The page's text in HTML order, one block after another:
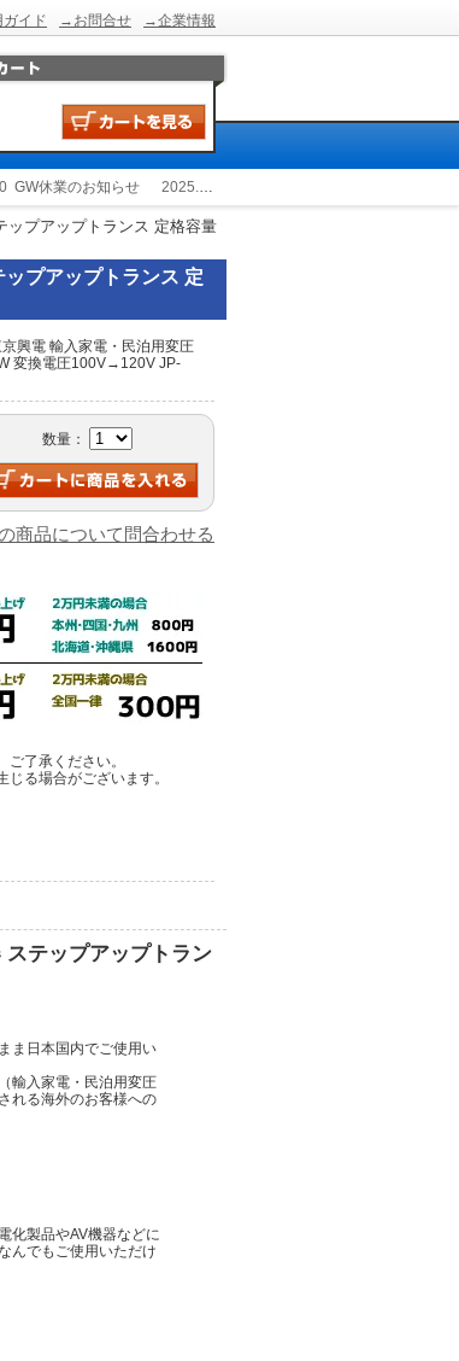
→企業情報
→お問合せ
イド
GW休業のお知らせ 2025.12.24
ップアップトランス 定格容量
プアップトランス 定
興電 輸入家電・民泊用変圧
変換電圧100V→120V JP-
数量：
商品について問合わせる
了承ください。
る場合がございます。
ステップアップトラン
ま日本国内でご使用い
輸入家電・民泊用変圧
れる海外のお客様への
化製品やAV機器などに
んでもご使用いただけ